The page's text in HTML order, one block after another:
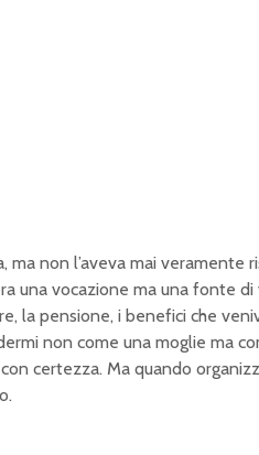
ma non l’aveva mai veramente
una vocazione ma una fonte di
la pensione, i benefici che
non come una moglie ma
certezza. Ma quando